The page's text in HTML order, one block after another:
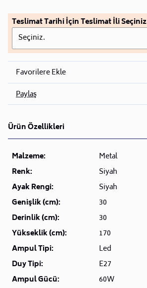
Teslimat Tarihi İçin Teslimat İli Seçiniz
Seçiniz.
Favorilere Ekle
Paylaş
Ürün Özellikleri
Malzeme:
Metal
Renk:
Siyah
Ayak Rengi:
Siyah
Genişlik (cm):
30
Derinlik (cm):
30
Yükseklik (cm):
170
Ampul Tipi:
Led
Duy Tipi:
E27
Ampul Gücü:
60W